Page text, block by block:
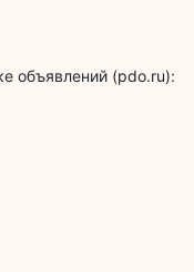
объявлений (pdo.ru):